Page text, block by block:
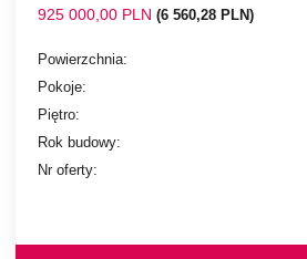
925 000,00 PLN (6 560,28 PLN)
Powierzchnia:
Pokoje:
Piętro:
Rok budowy:
Nr oferty: